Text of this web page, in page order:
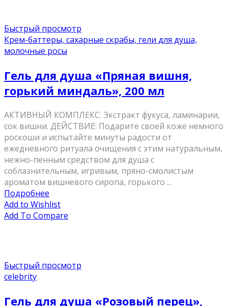
Быстрый просмотр
Крем-баттеры, сахарные скрабы, гели для душа,
молочные росы
Гель для душа «Пряная вишня,
горький миндаль», 200 мл
АКТИВНЫЙ КОМПЛЕКС: Экстракт фукуса, ламинарии,
сок вишни. ДЕЙСТВИЕ: Подарите своей коже немного
роскоши и испытайте минуты радости от
ежедневного ритуала очищения с этим натуральным,
нежно-пенным средством для душа с
соблазнительным, игривым, пряно-смолистым
ароматом вишневого сиропа, горького ...
Подробнее
Add to Wishlist
Add To Compare
Быстрый просмотр
celebrity
Гель для душа «Розовый перец»,